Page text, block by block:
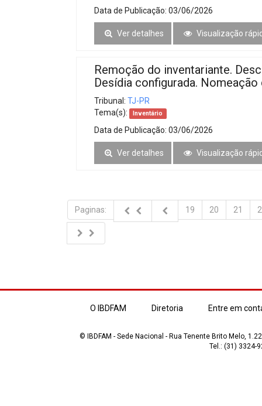
Data de Publicação: 03/06/2026
Ver detalhes Visualização
Remoção do inventariante.
Desídia configurada.
Tribunal: TJ-PR
Tema(s):
Inventário
Data de Publicação: 03/06/2026
Ver detalhes Visualização
Paginas: 19 20 21
O IBDFAM Diretoria Entre em
© IBDFAM - Sede Nacional - Rua Tenente Brito Melo,
Tel.: (31) 3324-